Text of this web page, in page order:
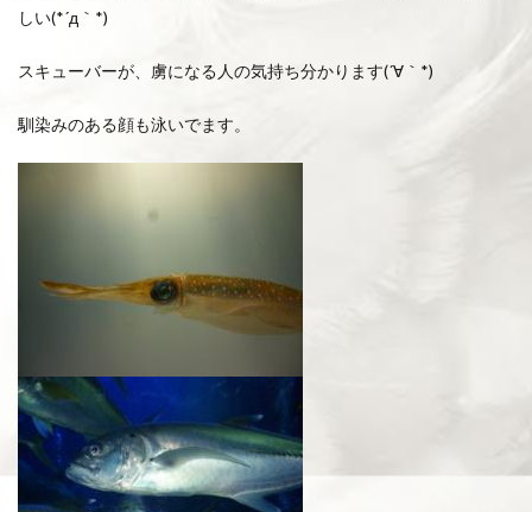
しい(*´д｀*)
スキューバーが、虜になる人の気持ち分かります(´∀｀*)
馴染みのある顔も泳いでます。